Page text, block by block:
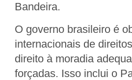
Bandeira.
O governo brasileiro é
internacionais de
direito à moradia
forçadas. Isso inclui o